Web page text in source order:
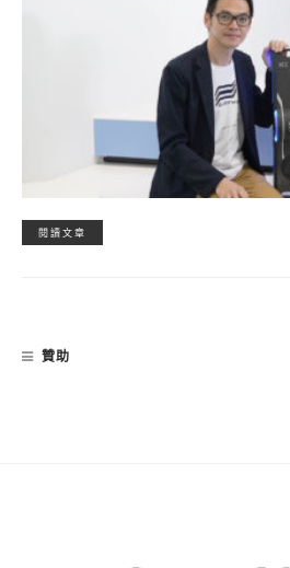
閱讀文章
贊助